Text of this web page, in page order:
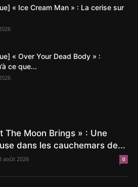
« Ice Cream Man » : La cerise sur
« Over Your Dead Body » :
ce que...
The Moon Brings » : Une
dans les cauchemars de...
août 2026 0